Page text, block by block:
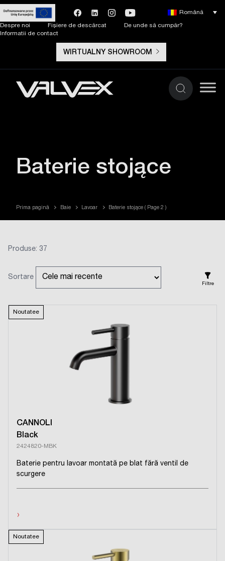
Despre noi Fișiere de descărcat
De unde să cumpăr?
Informatii de contact
WIRTUALNY SHOWROOM
Română
Baterie stojące
Prima pagină Baie Lavoar Baterie stojące( Page 2 )
Produse: 37
Sortare
Filtre
Noutatee
CANNOLI
Black
2424820-MBK
Baterie pentru lavoar montată pe blat fără ventil de
scurgere
›
Noutatee